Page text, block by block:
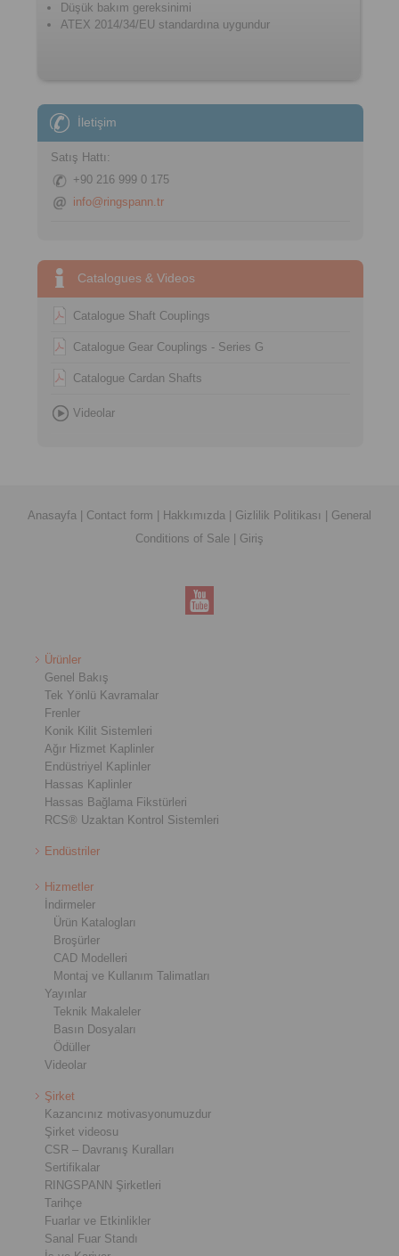
Düşük bakım gereksinimi
ATEX 2014/34/EU standardına uygundur
İletişim
Satış Hattı:
+90 216 999 0 175
info@ringspann.tr
Catalogues & Videos
Catalogue Shaft Couplings
Catalogue Gear Couplings - Series G
Catalogue Cardan Shafts
Videolar
Anasayfa Contact form Hakkımızda Gizlilik Politikası
General
Conditions of Sale
Giriş
Ürünler
Genel Bakış
Tek Yönlü Kavramalar
Frenler
Konik Kilit Sistemleri
Ağır Hizmet Kaplinler
Endüstriyel Kaplinler
Hassas Kaplinler
Hassas Bağlama Fikstürleri
RCS® Uzaktan Kontrol Sistemleri
Endüstriler
Hizmetler
İndirmeler
Ürün Katalogları
Broşürler
CAD Modelleri
Montaj ve Kullanım Talimatları
Yayınlar
Teknik Makaleler
Basın Dosyaları
Ödüller
Videolar
Şirket
Kazancınız motivasyonumuzdur
Şirket videosu
CSR – Davranış Kuralları
Sertifikalar
RINGSPANN Şirketleri
Tarihçe
Fuarlar ve Etkinlikler
Sanal Fuar Standı